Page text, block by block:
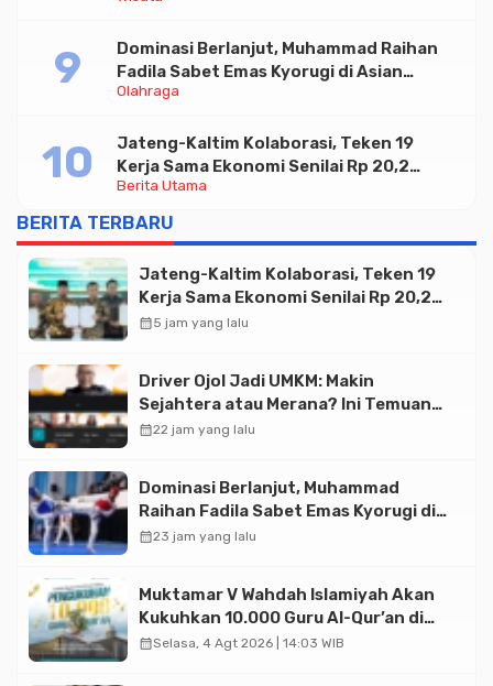
Olahraga
Dominasi Berlanjut, Muhammad Raihan
Fadila Sabet Emas Kyorugi di Asian
Taekwondo Indonesia Open 2026
Berita Utama
Jateng-Kaltim Kolaborasi, Teken 19
Kerja Sama Ekonomi Senilai Rp 20,2
Triliun
BERITA TERBARU
Jateng-Kaltim Kolaborasi, Teken 19
Kerja Sama Ekonomi Senilai Rp 20,2
Triliun
calendar_month5 jam yang lalu
Driver Ojol Jadi UMKM: Makin
Sejahtera atau Merana? Ini Temuan
Diskusi Paramadina
calendar_month22 jam yang lalu
Dominasi Berlanjut, Muhammad
Raihan Fadila Sabet Emas Kyorugi di
Asian Taekwondo Indonesia Open
calendar_month23 jam yang lalu
Muktamar V Wahdah Islamiyah Akan
Kukuhkan 10.000 Guru Al-Qur’an di
Masjid Istiqlal
calendar_monthSelasa, 4 Agt 2026 | 14:03 WIB